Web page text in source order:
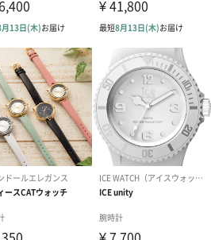
なら、やっぱりHENRY LONDON！お
デザインを手にできるのが魅力のひ
ナーが、ロンドンのノッティング・
市でスイス製のヴィンテージウォッ
のヴィンテージウォッチに惚れ込ん
やがて『この時計を現代に蘇らせた
、2015年に「ヘンリーロンドン」が